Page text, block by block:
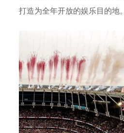
打造为全年开放的娱乐目的地。